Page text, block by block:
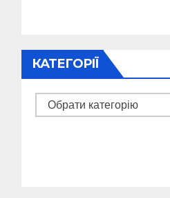
КАТЕГОРІЇ
Категорії